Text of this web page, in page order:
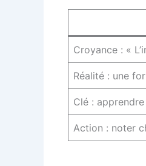
Croyance : «
Réalité : une
Clé :
Action : noter